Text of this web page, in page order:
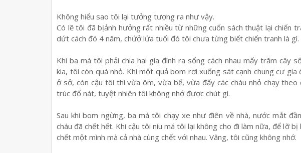
Không hiểu sao tôi lại tưởng tượng ra nhưvậy.
Có lẽtôi đã bịảnh hưởng rất nhiều từnhững cuốn sách thuật lại chiến
dứt cách đó 4 năm, chứởlứa tuổi đó tôi chưa từng biết chiến tranh là gì.
Khi ba má tôi phải chia hai gia đình ra sống cách nhau mấy trăm cây s
kia, tôi còn quá nhỏ. Khi một quả bom rơi xuống sát cạnh chung cưgia
ởsở, còn cậu tôi thì vừa ôm, vừa bế, vừa đẩy các cháu nhỏchạy theo
trúc đổ nát, tuyệt nhiên tôi không nhớđược chút gì.
Sau khi bom ngừng, ba má tôi chạy xe nhưđiên vềnhà, nước mắt đầ
cháu đã chết hết. Khi cậu tôi níu má tôi lại không cho đi làm nữa, để lỡbị
chết một mình mà cả nhà cùng chết với nhau. Vâng, tôi cũng không nhớ.